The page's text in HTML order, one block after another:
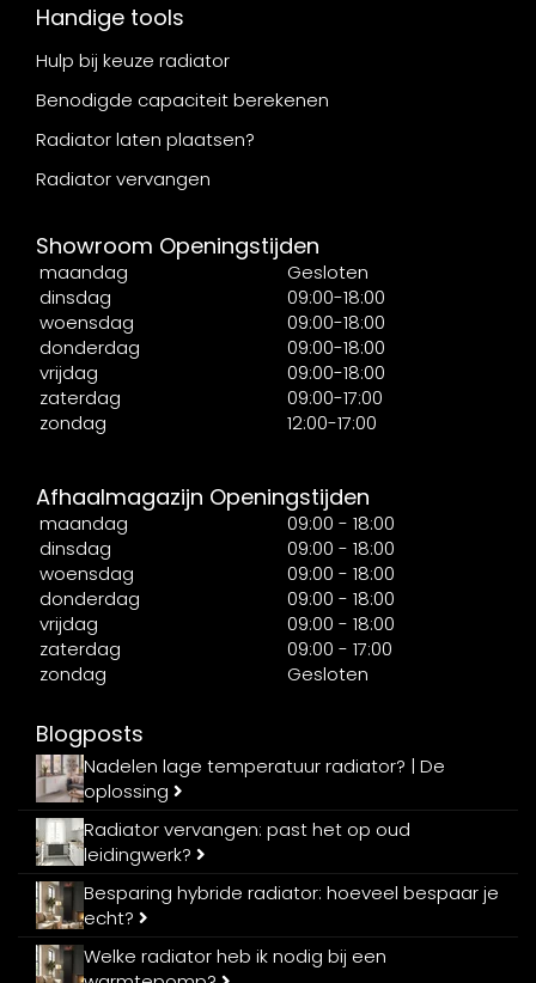
Handige tools
Hulp bij keuze radiator
Benodigde capaciteit berekenen
Radiator laten plaatsen?
Radiator vervangen
Showroom Openingstijden
maandag
Gesloten
dinsdag
09:00-18:00
woensdag
09:00-18:00
donderdag
09:00-18:00
vrijdag
09:00-18:00
zaterdag
09:00-17:00
zondag
12:00-17:00
Afhaalmagazijn Openingstijden
maandag
09:00 - 18:00
dinsdag
09:00 - 18:00
woensdag
09:00 - 18:00
donderdag
09:00 - 18:00
vrijdag
09:00 - 18:00
zaterdag
09:00 - 17:00
zondag
Gesloten
Blogposts
Nadelen lage temperatuur radiator? | De
oplossing
Radiator vervangen: past het op oud
leidingwerk?
Besparing hybride radiator: hoeveel bespaar je
echt?
Welke radiator heb ik nodig bij een